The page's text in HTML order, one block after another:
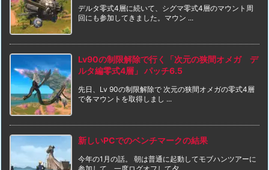
デルタ零式4層に続いて、シグマ零式4層のマウント周
回にも参加してきました。マウン ...
Lv90の制限解除で行く「次元の狭間オメガ デ
ルタ編零式4層」 パッチ6.5
先日、Lv 90の制限解除で 次元の狭間オメガの零式4層
で各マウントを取得しまし ...
新しいPCでのベンチマークの結果
今年の1月の話。 朝は普通に起動してモブハンツアーに